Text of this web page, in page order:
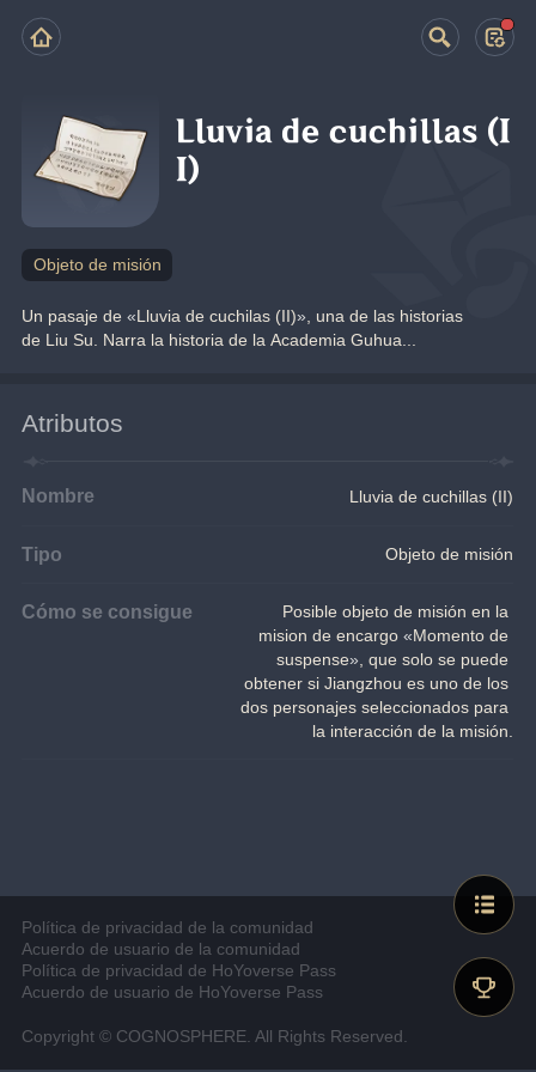
Lluvia de cuchillas (I
I)
Objeto de misión
Un pasaje de «Lluvia de cuchilas (II)» , una de las historias
de Liu Su. Narra la historia de la Academia Guhua...
Atributos
Nombre Lluvia de cuchillas (II)
Tipo Objeto de misión
Cómo se consigue
Posible objeto de misión en la
mision de encargo «Momento de
suspense» , que solo se puede
obtener si Jiangzhou es uno de los
dos personajes seleccionados para
la interacción de la misión.
Política de privacidad de la comunidad
Acuerdo de usuario de la comunidad
Política de privacidad de HoYoverse Pass
Acuerdo de usuario de HoYoverse Pass
Copyright © COGNOSPHERE. All Rights Reserved.